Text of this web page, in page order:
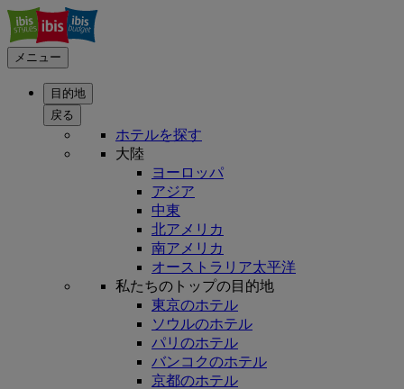
メニュー
目的地
戻る
ホテルを探す
大陸
ヨーロッパ
アジア
中東
北アメリカ
南アメリカ
オーストラリア太平洋
私たちのトップの目的地
東京のホテル
ソウルのホテル
パリのホテル
バンコクのホテル
京都のホテル